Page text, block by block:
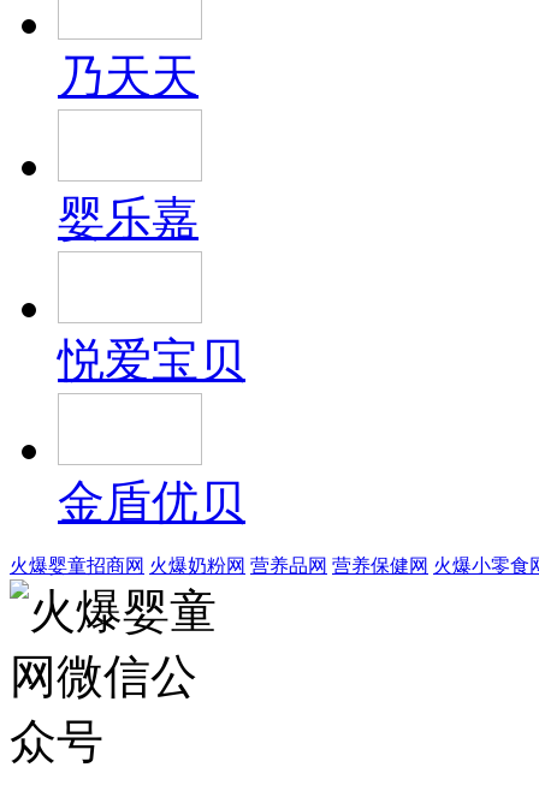
乃天天
婴乐嘉
悦爱宝贝
金盾优贝
火爆婴童招商网 火爆奶粉网 营养品网 营养保健网 火爆小零食